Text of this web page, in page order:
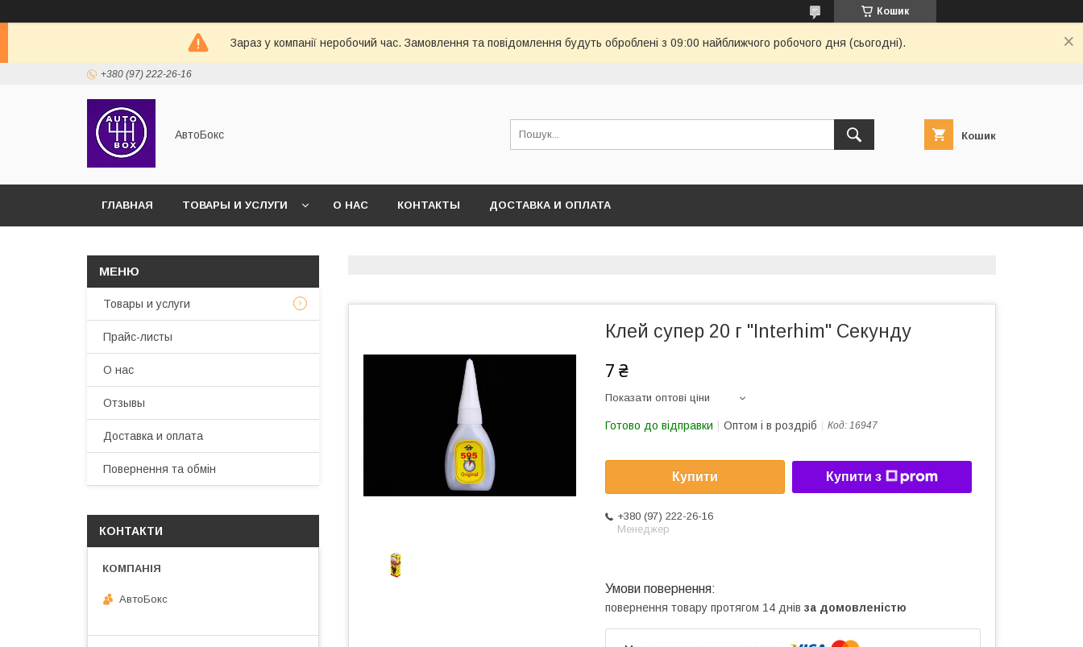
Кошик
Зараз у компанії неробочий час. Замовлення та повідомлення будуть оброблені з 09:00 найближчого робочого дня (сьогодні).
+380 (97) 222-26-16
АвтоБокс Кошик
ГЛАВНАЯ ТОВАРЫ И УСЛУГИ О НАС КОНТАКТЫ ДОСТАВКА И ОПЛАТА
Клей супер 20 г "Interhim" Секунду
7 ₴
Показати оптові ціни
Готово до відправки Оптом і в роздріб Код: 16947
Купити Купити з
+380 (97) 222-26-16
Менеджер
повернення товару протягом 14 днів за домовленістю
Товары и услуги
Прайс-листы
О нас
Отзывы
Доставка и оплата
Повернення та обмін
КОНТАКТИ
АвтоБокс